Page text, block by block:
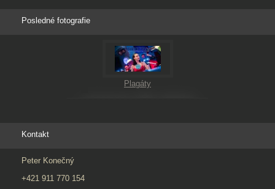
Posledné fotografie
Plagáty
Kontakt
Peter Konečný
+421 911 770 154